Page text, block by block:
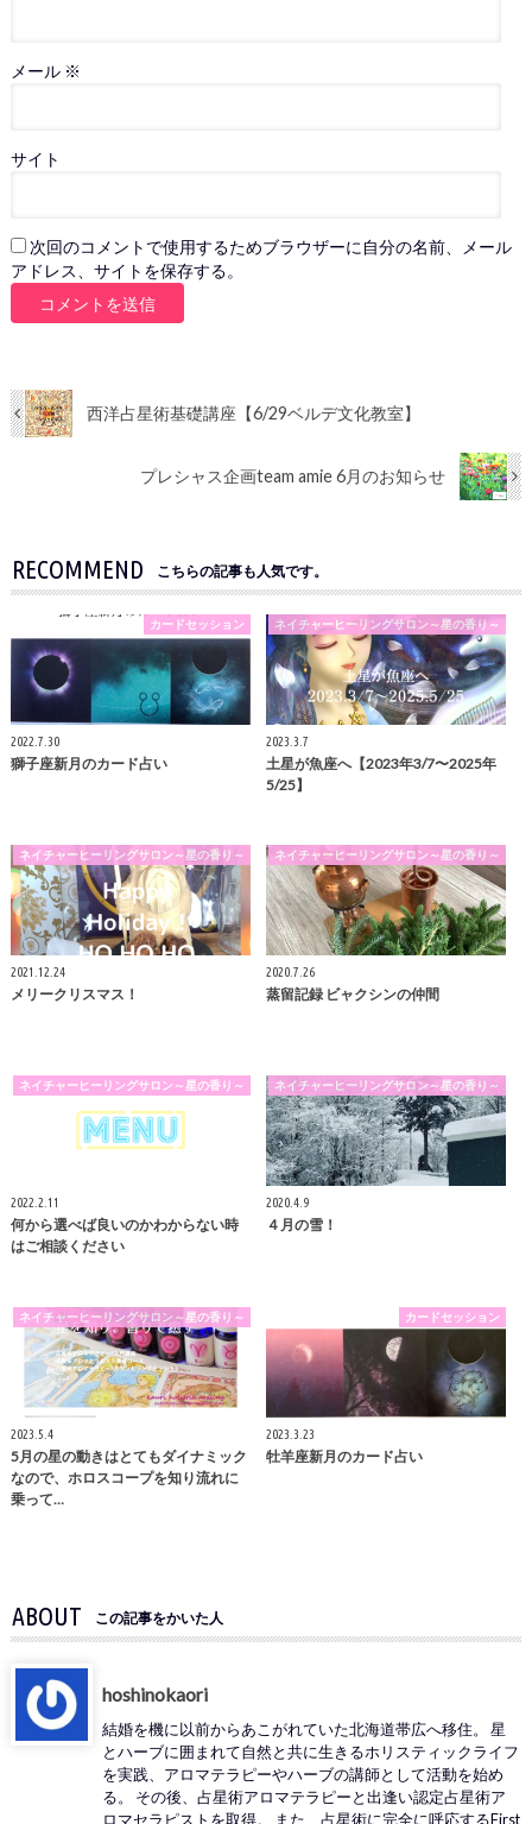
メール ※
サイト
次回のコメントで使用するためブラウザーに自分の名前、メール
アドレス、サイトを保存する。
西洋占星術基礎講座【6/29ベルデ文化教室】
プレシャス企画team amie 6月のお知らせ
RECOMMEND こちらの記事も人気です。
カードセッション
2022.7.30
獅子座新月のカード占い
ネイチャーヒーリングサロン～星の香り～
2023.3.7
土星が魚座へ【2023年3/7〜2025年
5/25】
ネイチャーヒーリングサロン～星の香り～
2021.12.24
メリークリスマス！
ネイチャーヒーリングサロン～星の香り～
2020.7.26
蒸留記録 ビャクシンの仲間
ネイチャーヒーリングサロン～星の香り～
2022.2.11
何から選べば良いのかわからない時
はご相談ください
ネイチャーヒーリングサロン～星の香り～
2020.4.9
４月の雪！
ネイチャーヒーリングサロン～星の香り～
2023.5.4
5月の星の動きはとてもダイナミック
なので、ホロスコープを知り流れに
乗って…
カードセッション
2023.3.23
牡羊座新月のカード占い
ABOUT この記事をかいた人
hoshinokaori
結婚を機に以前からあこがれていた北海道帯広へ移住。 星
とハーブに囲まれて自然と共に生きるホリスティックライフ
を実践、アロマテラピーやハーブの講師として活動を始め
る。 その後、占星術アロマテラピーと出逢い認定占星術ア
ロマセラピストを取得。 また、占星術に完全に呼応するFirst